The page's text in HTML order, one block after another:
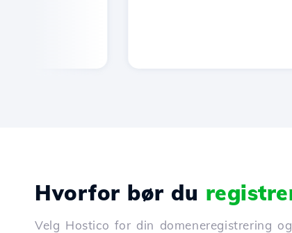
Hvorfor bør du
Velg Hostico for din domeneregistrering